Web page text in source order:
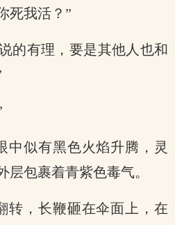
死我活？”
的有理，要是其他人也和
中似有黑色火焰升腾，灵
层包裹着青紫色毒气。
转，长鞭砸在伞面上，在